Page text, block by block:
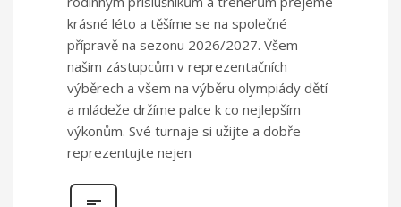
krásné léto a těšíme se na společné
přípravě na sezonu 2026/2027. Všem
našim zástupcům v reprezentačních
výběrech a všem na výběru olympiády dětí
a mládeže držíme palce k co nejlepším
výkonům. Své turnaje si užijte a dobře
reprezentujte nejen